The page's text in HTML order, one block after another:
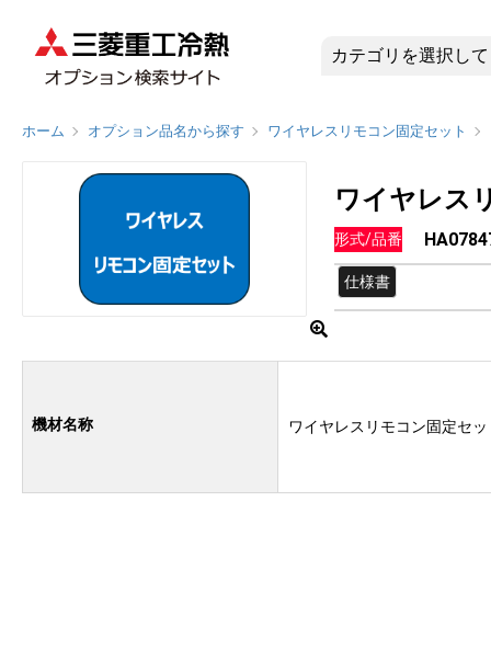
ホーム オプション品名から探す ワイヤレスリモコン固定セット
ワイヤレス
形式/品番
仕様書
機材名称 ワイヤレスリモコン固定セッ